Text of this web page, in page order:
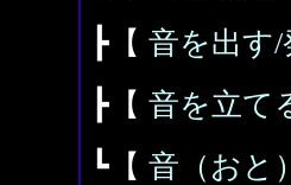
┣【 音を出す/
┣【 音を立て
┗【 音（おと）